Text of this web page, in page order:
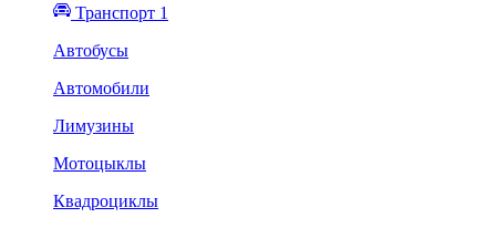
Транспорт 1
Автобусы
Автомобили
Лимузины
Мотоцыклы
Квадроциклы